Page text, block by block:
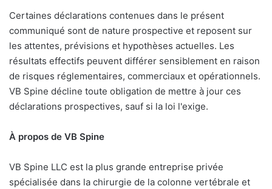
Certaines déclarations contenues dans le présent
communiqué sont de nature prospective et reposent sur
les attentes, prévisions et hypothèses actuelles. Les
résultats effectifs peuvent différer sensiblement en raison
de risques réglementaires, commerciaux et opérationnels.
VB Spine décline toute obligation de mettre à jour ces
déclarations prospectives, sauf si la loi l'exige.
À propos de VB Spine
VB Spine LLC est la plus grande entreprise privée
spécialisée dans la chirurgie de la colonne vertébrale et